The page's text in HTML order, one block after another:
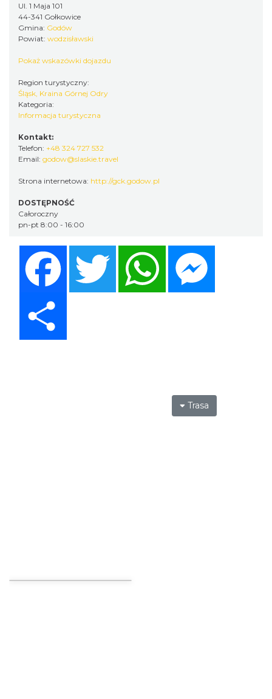
Ul. 1 Maja 101
44-341 Gołkowice
Gmina: Godów
Powiat: wodzisławski
Pokaż wskazówki dojazdu
Region turystyczny:
Śląsk, Kraina Górnej Odry
Kategoria:
Informacja turystyczna
Kontakt:
Telefon: +48 324 727 532
Email: godow@slaskie.travel
Strona internetowa: http://gck.godow.pl
DOSTĘPNOŚĆ
Całoroczny
pn-pt 8:00 - 16:00
Twitter WhatsApp
Trasa